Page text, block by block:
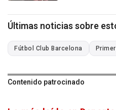
Últimas noticias sobre
Fútbol Club Barcelona
Contenido patrocinado